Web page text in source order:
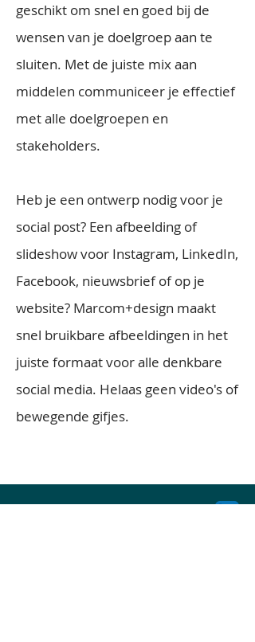
geschikt om snel en goed bij de
wensen van je doelgroep aan te
sluiten. Met de juiste mix aan
middelen communiceer je effectief
met alle doelgroepen en
stakeholders.
Heb je een ontwerp nodig voor je
social post? Een afbeelding of
slideshow voor Instagram, LinkedIn,
Facebook, nieuwsbrief of op je
website? Marcom+design maakt
snel bruikbare afbeeldingen in het
juiste formaat voor alle denkbare
social media. Helaas geen video's of
bewegende gifjes.